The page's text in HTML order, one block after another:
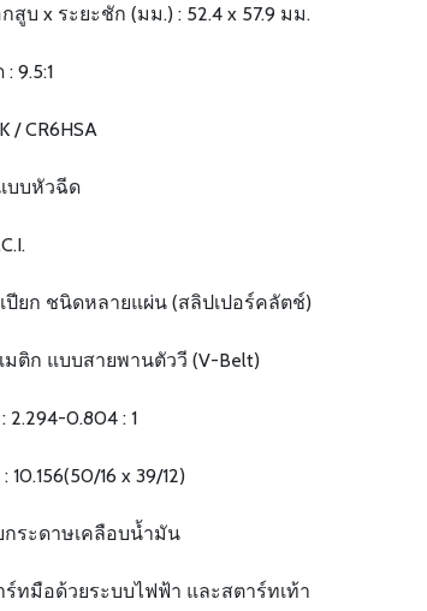
สูบ x ระยะชัก (มม.) : 52.4 x 57.9 มม.
9.5:1
/ CR6HSA
บบหัวฉีด
ปียก ชนิดหลายแผ่น (สลิปเปอร์คลัตช์)
มติก แบบสายพานตัววี (V-Belt)
0.804 : 1
16 x 39/12)
กระดาษเคลือบน้ำมัน
ร์ทมือด้วยระบบไฟฟ้า และสตาร์ทเท้า